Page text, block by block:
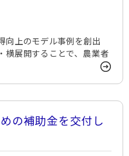
向上のモデル事例を創出
横展開することで、農業者
の補助金を交付し